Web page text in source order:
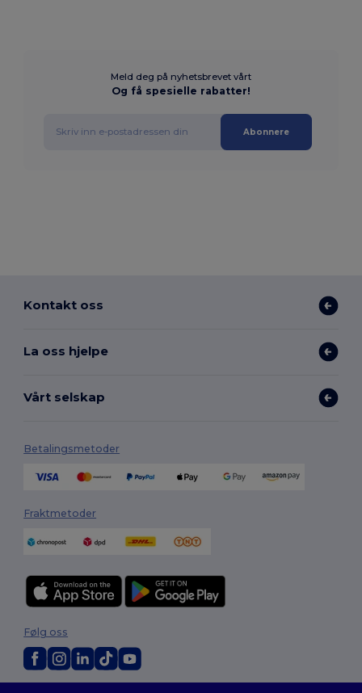
Meld deg på nyhetsbrevet vårt
Og få spesielle rabatter!
Abonnere
Kontakt oss
La oss hjelpe
Vårt selskap
Betalingsmetoder
Fraktmetoder
Følg oss